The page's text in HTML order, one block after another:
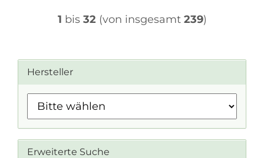
1 bis 32 (von insgesamt 239)
Hersteller
Erweiterte Suche